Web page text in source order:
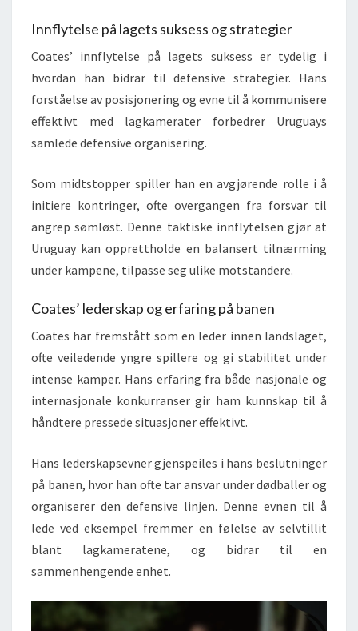
Innflytelse på lagets suksess og strategier
Coates’ innflytelse på lagets suksess er tydelig i
hvordan han bidrar til defensive strategier. Hans
forståelse av posisjonering og evne til å kommunisere
effektivt med lagkamerater forbedrer Uruguays
samlede defensive organisering.
Som midtstopper spiller han en avgjørende rolle i å
initiere kontringer, ofte overgangen fra forsvar til
angrep sømløst. Denne taktiske innflytelsen gjør at
Uruguay kan opprettholde en balansert tilnærming
under kampene, tilpasse seg ulike motstandere.
Coates’ lederskap og erfaring på banen
Coates har fremstått som en leder innen landslaget,
ofte veiledende yngre spillere og gi stabilitet under
intense kamper. Hans erfaring fra både nasjonale og
internasjonale konkurranser gir ham kunnskap til å
håndtere pressede situasjoner effektivt.
Hans lederskapsevner gjenspeiles i hans beslutninger
på banen, hvor han ofte tar ansvar under dødballer og
organiserer den defensive linjen. Denne evnen til å
lede ved eksempel fremmer en følelse av selvtillit
blant lagkameratene, og bidrar til en
sammenhengende enhet.